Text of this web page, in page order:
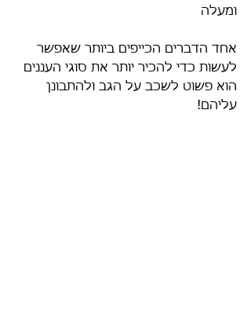
ומעלה
אחד הדברים הכייפים ביותר שאפשר
לעשות כדי להכיר יותר את סוגי העננים
הוא פשוט לשכב על הגב ולהתבונן
עליהם!